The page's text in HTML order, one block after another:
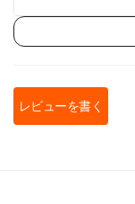
レビューを書く